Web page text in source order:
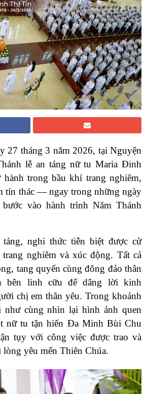
27 tháng 3 năm 2026, tại Nguyện
lễ an táng nữ tu Maria Đinh
trong bầu khí trang nghiêm,
tín thác — ngay trong những ngày
vào hành trình Năm Thánh
nghi thức tiễn biệt được cử
nghiêm và xúc động. Tất cả
tang quyến cùng đông đảo thân
bên linh cữu để dâng lời kinh
chị em thân yêu. Trong khoảnh
như cùng nhìn lại hình ảnh quen
nữ tu tận hiến Đa Minh Bùi Chu
tụy với công việc được trao và
lòng yêu mến Thiên Chúa.